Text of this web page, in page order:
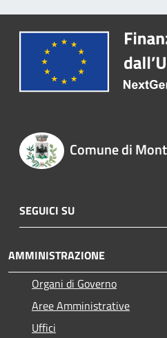
Comune di
SEGUICI SU
AMMINISTRAZIONE
Organi di Governo
Aree Amministrative
Uffici